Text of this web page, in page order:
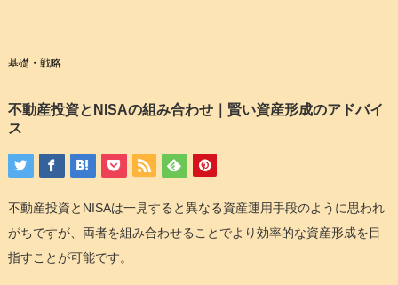
基礎・戦略
不動産投資とNISAの組み合わせ｜賢い資産形成のアドバイ
ス
不動産投資とNISAは一見すると異なる資産運用手段のように思われ
がちですが、両者を組み合わせることでより効率的な資産形成を目
指すことが可能です。